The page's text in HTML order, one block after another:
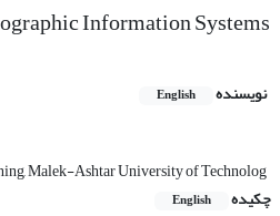
Information Systems
نویسنده English
Malek-Ashtar University of Technolog
چکیده
English